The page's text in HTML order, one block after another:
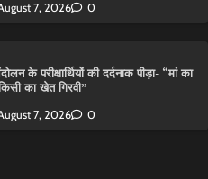
7, 2026 0
के परीक्षार्थियों की दर्दनाक पीड़ा- “मां का
का खेत गिरवी”
7, 2026 0